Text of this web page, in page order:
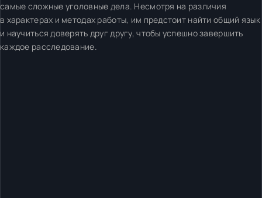
самые сложные уголовные дела. Несмотря на различия
в характерах и методах работы, им предстоит найти общий язык
и научиться доверять друг другу, чтобы успешно завершить
каждое расследование.